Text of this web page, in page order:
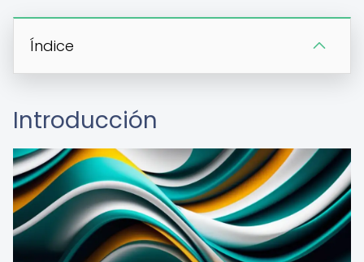
Índice
Introducción